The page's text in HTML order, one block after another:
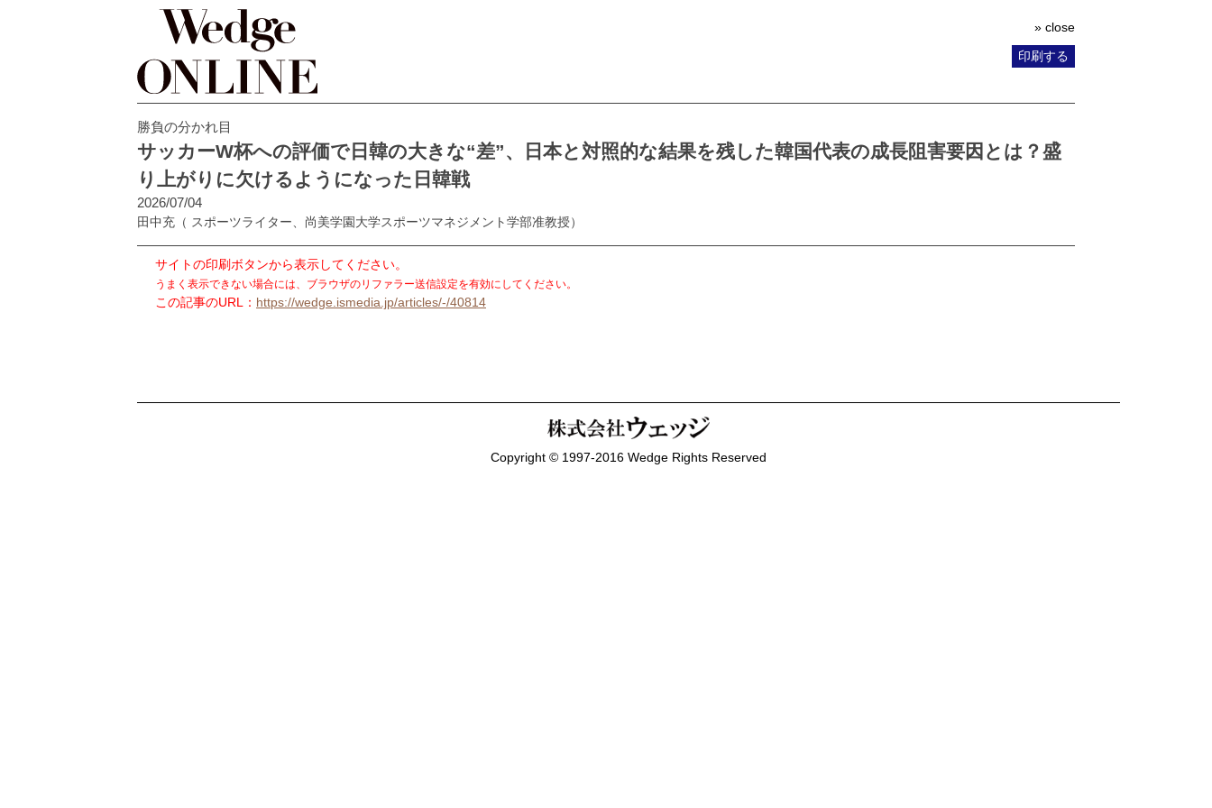
» close
印刷する
勝負の分かれ目
サッカーW杯への評価で日韓の大きな“差”、日本と対照的な結果を残した韓国代表の成長阻害要因とは？盛
り上がりに欠けるようになった日韓戦
2026/07/04
田中充 （ スポーツライター、尚美学園大学スポーツマネジメント学部准教授）
サイトの印刷ボタンから表示してください。
うまく表示できない場合には、ブラウザのリファラー送信設定を有効にしてください。
この記事のURL： https://wedge.ismedia.jp/articles/-/40814
Copyright © 1997-2016 Wedge Rights Reserved